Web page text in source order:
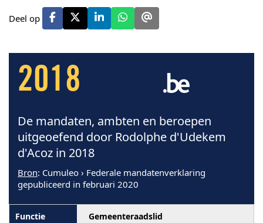
Deel op
2018
De mandaten, ambten en beroepen
uitgeoefend door Rodolphe d'Udekem
d'Acoz in 2018
Bron: Cumuleo › Federale mandatenverklaring
gepubliceerd in februari 2020
Gemeenteraadslid